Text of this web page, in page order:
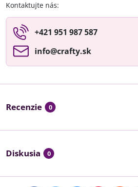
Kontaktujte nás:
+421 951 987 587
info​@crafty​.sk
Recenzie 0
Diskusia 0